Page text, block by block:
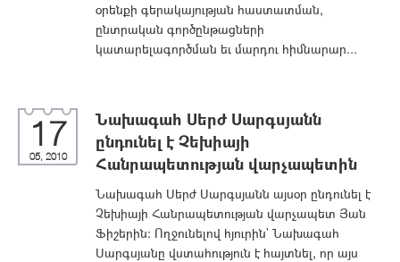
օրենքի գերակայության հաստատման,
ընտրական գործընթացների
կատարելագործման եւ մարդու հիմնարար...
17
05, 2010
Նախագահ Սերժ Սարգսյանն
ընդունել է Չեխիայի
Հանրապետության վարչապետին
Նախագահ Սերժ Սարգսյանն այսօր ընդունել է
Չեխիայի Հանրապետության վարչապետ Յան
Ֆիշերին: Ողջունելով հյուրին` Նախագահ
Սարգսյանը վստահություն է հայտնել, որ այս